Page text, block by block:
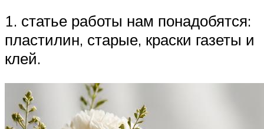
1. статье работы нам понадобятся:
пластилин, старые, краски газеты и
клей.